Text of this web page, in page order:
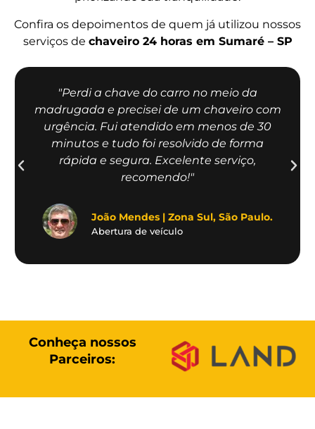
Confira os depoimentos de quem já utilizou nossos
serviços de chaveiro 24 horas em Sumaré – SP
"Perdi a chave do carro no meio da
madrugada e precisei de um chaveiro com
urgência. Fui atendido em menos de 30
minutos e tudo foi resolvido de forma
rápida e segura. Excelente serviço,
recomendo!"
João Mendes | Zona Sul, São Paulo.
Abertura de veículo
Conheça nossos
Parceiros: